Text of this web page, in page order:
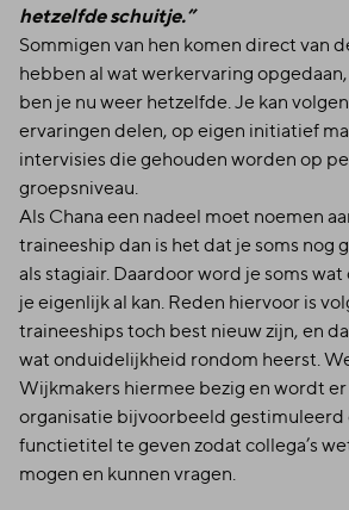
hetzelfde schuitje.”
Sommigen van hen komen direct van
hebben al wat werkervaring
ben je nu weer hetzelfde. Je kan
ervaringen delen, op eigen initiatief
intervisies die gehouden worden op
groepsniveau.
Als Chana een nadeel moet noemen
traineeship dan is het dat je soms nog
als stagiair. Daardoor word je soms
je eigenlijk al kan. Reden hiervoor is
traineeships toch best nieuw zijn, en
wat onduidelijkheid rondom heerst.
Wijkmakers hiermee bezig en wordt
organisatie bijvoorbeeld gestimuleerd
functietitel te geven zodat collega’s
mogen en kunnen vragen.